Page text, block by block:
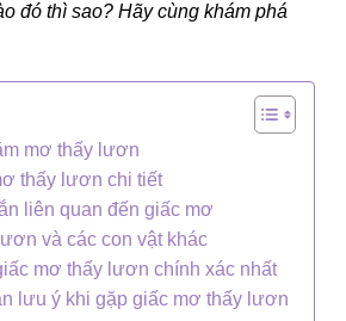
đó thì sao? Hãy cùng khám phá
mơ thấy lươn
thấy lươn chi tiết
liên quan đến giấc mơ
và các con vật khác
mơ thấy lươn chính xác nhất
lưu ý khi gặp giấc mơ thấy lươn